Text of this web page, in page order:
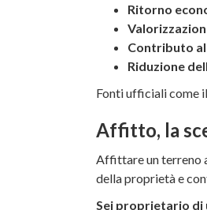
Ritorno
Contributo
Riduzione
Fonti ufficiali come il
Affitto, la
Affittare un terreno
della proprietà e
Sei proprietario di